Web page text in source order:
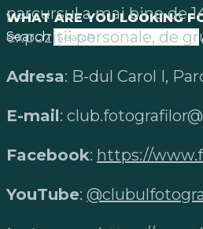
WHAT ARE YOU LOOKING
Search
parcursul a mai bine de
expoziții personale, de
Adresa: B-dul Carol I,
E-mail:
Facebook: https://
YouTube: